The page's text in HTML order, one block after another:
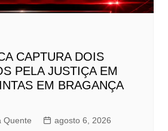
CAPTURA DOIS
PELA JUSTIÇA EM
EM BRAGANÇA
Quente
agosto 6, 2026